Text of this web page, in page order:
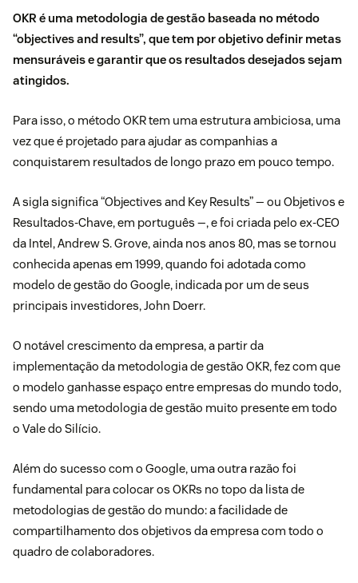
OKR é uma metodologia de gestão baseada no método
“objectives and results”, que tem por objetivo definir metas
mensuráveis e garantir que os resultados desejados sejam
atingidos.
Para isso, o método OKR tem uma estrutura ambiciosa, uma
vez que é projetado para ajudar as companhias a
conquistarem resultados de longo prazo em pouco tempo.
A sigla significa “Objectives and Key Results” — ou Objetivos e
Resultados-Chave, em português —, e foi criada pelo ex-CEO
da Intel, Andrew S. Grove, ainda nos anos 80, mas se tornou
conhecida apenas em 1999, quando foi adotada como
modelo de gestão do Google, indicada por um de seus
principais investidores, John Doerr.
O notável crescimento da empresa, a partir da
implementação da metodologia de gestão OKR, fez com que
o modelo ganhasse espaço entre empresas do mundo todo,
sendo uma metodologia de gestão muito presente em todo
o Vale do Silício.
Além do sucesso com o Google, uma outra razão foi
fundamental para colocar os OKRs no topo da lista de
metodologias de gestão do mundo: a facilidade de
compartilhamento dos objetivos da empresa com todo o
quadro de colaboradores.